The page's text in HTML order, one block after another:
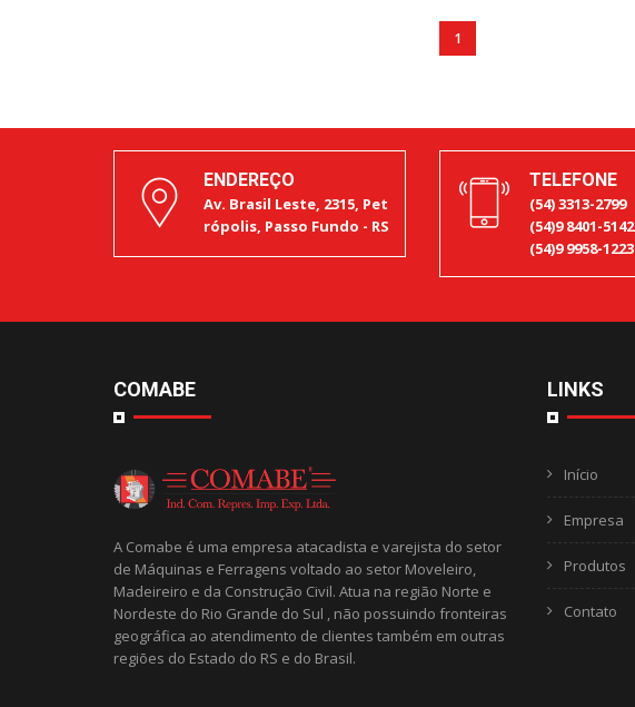
1
ENDEREÇO
Av. Brasil Leste, 2315, Pet
rópolis, Passo Fundo - RS
TELEFONE
(54) 3313-2799
(54)9 8401-5142
(54)9 9958-1223
COMABE
A Comabe é uma empresa atacadista e varejista do setor
de Máquinas e Ferragens voltado ao setor Moveleiro,
Madeireiro e da Construção Civil. Atua na região Norte e
Nordeste do Rio Grande do Sul , não possuindo fronteiras
geográfica ao atendimento de clientes também em outras
regiões do Estado do RS e do Brasil.
LINKS
Início
Empresa
Produtos
Contato